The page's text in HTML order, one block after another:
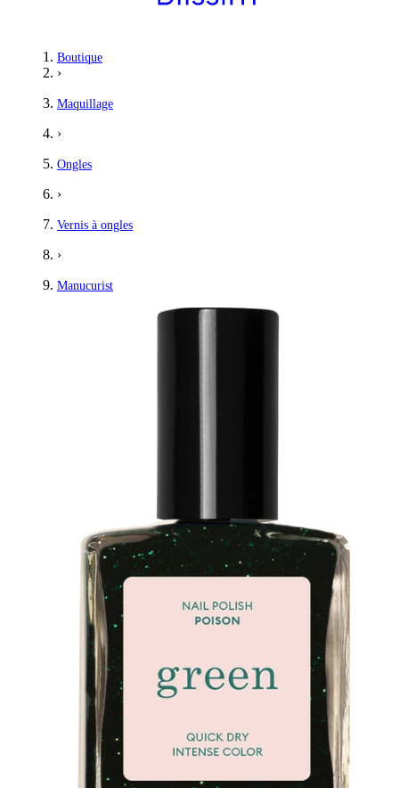
Boutique
›
Maquillage
›
Ongles
›
Vernis à ongles
›
Manucurist